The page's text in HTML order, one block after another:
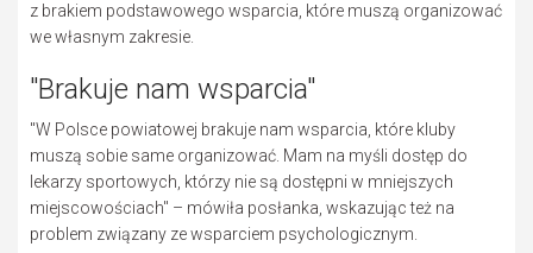
z brakiem podstawowego wsparcia, które muszą organizować
we własnym zakresie.
"Brakuje nam wsparcia"
"W Polsce powiatowej brakuje nam wsparcia, które kluby
muszą sobie same organizować. Mam na myśli dostęp do
lekarzy sportowych, którzy nie są dostępni w mniejszych
miejscowościach" – mówiła posłanka, wskazując też na
problem związany ze wsparciem psychologicznym.